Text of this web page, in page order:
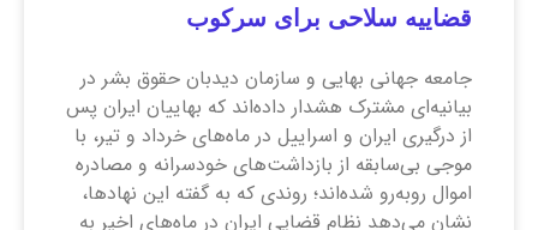
قضاییه سلاحی برای سرکوب
جامعه جهانی بهایی و سازمان دیدبان حقوق بشر در
بیانیه‌ای مشترک هشدار داده‌اند که بهاییان ایران پس
از درگیری ایران و اسراییل در ماه‌های خرداد و تیر، با
موجی بی‌سابقه از بازداشت‌های خودسرانه و مصادره
اموال روبه‌رو شده‌اند؛ روندی که به گفته این نهاد‌ها،
نشان می‌دهد نظام قضایی ایران در ماه‌های اخیر به